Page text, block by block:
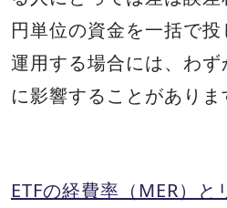
円単位の資金を一括で
運用する場合には、わ
に影響することがありま
ETFの経費率（MER）